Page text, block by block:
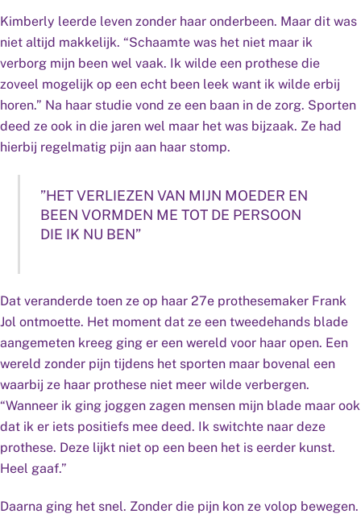
Kimberly leerde leven zonder haar onderbeen. Maar dit was
niet altijd makkelijk. “Schaamte was het niet maar ik
verborg mijn been wel vaak. Ik wilde een prothese die
zoveel mogelijk op een echt been leek want ik wilde erbij
horen.” Na haar studie vond ze een baan in de zorg. Sporten
deed ze ook in die jaren wel maar het was bijzaak. Ze had
hierbij regelmatig pijn aan haar stomp.
”HET VERLIEZEN VAN MIJN MOEDER EN
BEEN VORMDEN ME TOT DE PERSOON
DIE IK NU BEN”
Dat veranderde toen ze op haar 27e prothesemaker Frank
Jol ontmoette. Het moment dat ze een tweedehands blade
aangemeten kreeg ging er een wereld voor haar open. Een
wereld zonder pijn tijdens het sporten maar bovenal een
waarbij ze haar prothese niet meer wilde verbergen.
“Wanneer ik ging joggen zagen mensen mijn blade maar ook
dat ik er iets positiefs mee deed. Ik switchte naar deze
prothese. Deze lijkt niet op een been het is eerder kunst.
Heel gaaf.”
Daarna ging het snel. Zonder die pijn kon ze volop bewegen.